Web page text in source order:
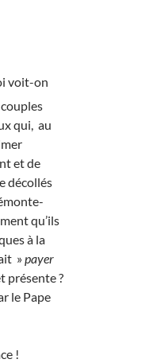
voit-on
qui, au
et de
décollés
qu’ils
à la
»payer
présente ?
le Pape
!